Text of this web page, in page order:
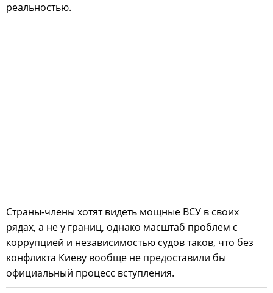
реальностью.
Страны-члены хотят видеть мощные ВСУ в своих
рядах, а не у границ, однако масштаб проблем с
коррупцией и независимостью судов таков, что без
конфликта Киеву вообще не предоставили бы
официальный процесс вступления.